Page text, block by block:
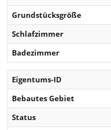
Grundstücksgröße
Schlafzimmer
Badezimmer
Eigentums-ID
Bebautes Gebiet
Status